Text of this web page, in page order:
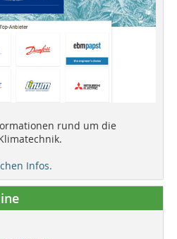
rund um die
Infos.